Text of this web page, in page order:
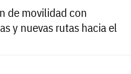
de movilidad con
y nuevas rutas hacia el